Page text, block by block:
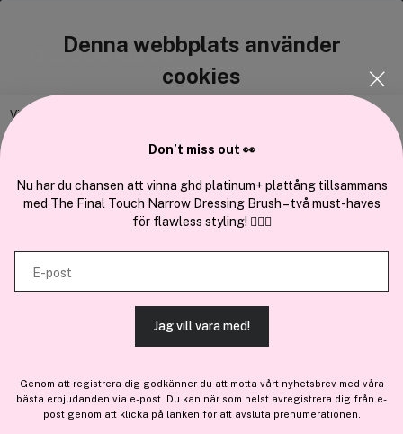
Denna webbplats använder
cookies
Vi använder enhetsidentifierare för att anpassa innehållet och
och annan information från din enhet till de sociala medier och annons-
och analysföretag som vi samarbetar med. Dessa kan i sin tur
kombinera informationen med annan information som du har
tillhandahållit eller som de har samlat in när du har använt deras
tjänster.
TILLÅT ALLA COOKIES
VISA DETALJER
Cocopanda.se
En del avBrandsdal Group AS
Don’t miss out 👀
Nu har du chansen att vinna ghd platinum+ plattång tillsammans
med The Final Touch Narrow Dressing Brush – två must-haves
för flawless styling! 💇‍♀️✨
E-post
Jag vill vara med!
Genom att registrera dig godkänner du att motta vårt nyhetsbrev med våra
bästa erbjudanden via e-post. Du kan när som helst avregistrera dig från e-
post genom att klicka på länken för att avsluta prenumerationen.